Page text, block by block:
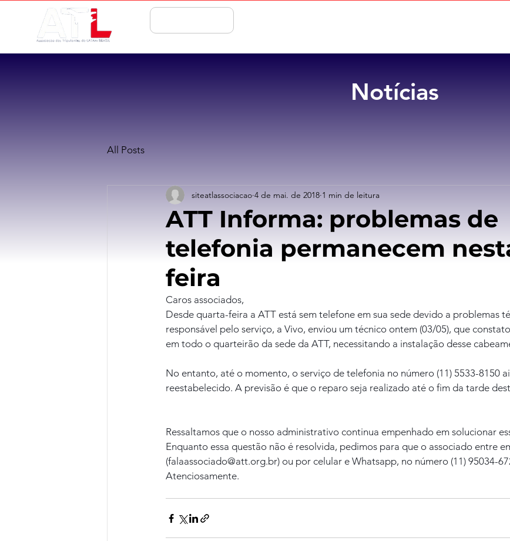
Notícias
All Posts
ATT Informa: problemas de
telefonia permanecem
feira
siteatlassociacao 4 de mai. de 2018 1 min de leitura
Caros associados,
Desde quarta-feira a ATT está sem telefone em sua sede devido a problemas
responsável pelo serviço, a Vivo, enviou um técnico ontem (03/05), que
em todo o quarteirão da sede da ATT, necessitando a instalação desse
No entanto, até o momento, o serviço de telefonia no número (11) 5533-8150
reestabelecido. A previsão é que o reparo seja realizado até o fim da tarde
Ressaltamos que o nosso administrativo continua empenhado em solucionar
Enquanto essa questão não é resolvida, pedimos para que o associado entre
(falaassociado@att.org.br) ou por celular e Whatsapp, no número (11) 95034-
Atenciosamente.